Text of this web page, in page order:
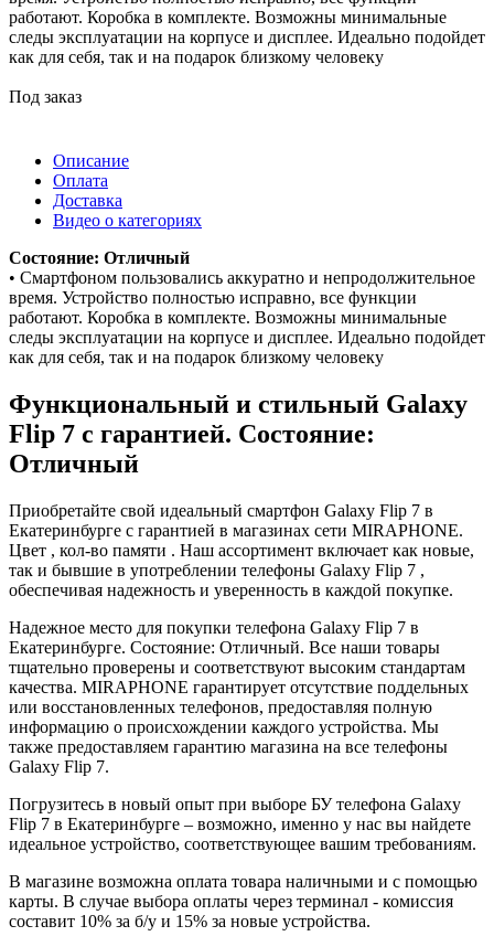
работают. Коробка в комплекте. Возможны минимальные
следы эксплуатации на корпусе и дисплее. Идеально подойдет
как для себя, так и на подарок близкому человеку
Под заказ
Описание
Оплата
Доставка
Видео о категориях
Состояние: Отличный
• Смартфоном пользовались аккуратно и непродолжительное
время. Устройство полностью исправно, все функции
работают. Коробка в комплекте. Возможны минимальные
следы эксплуатации на корпусе и дисплее. Идеально подойдет
как для себя, так и на подарок близкому человеку
Функциональный и стильный Galaxy
Flip 7 с гарантией. Состояние:
Отличный
Приобретайте свой идеальный смартфон Galaxy Flip 7 в
Екатеринбурге с гарантией в магазинах сети MIRAPHONE.
Цвет , кол-во памяти . Наш ассортимент включает как новые,
так и бывшие в употреблении телефоны Galaxy Flip 7 ,
обеспечивая надежность и уверенность в каждой покупке.
Надежное место для покупки телефона Galaxy Flip 7 в
Екатеринбурге. Состояние: Отличный. Все наши товары
тщательно проверены и соответствуют высоким стандартам
качества. MIRAPHONE гарантирует отсутствие поддельных
или восстановленных телефонов, предоставляя полную
информацию о происхождении каждого устройства. Мы
также предоставляем гарантию магазина на все телефоны
Galaxy Flip 7.
Погрузитесь в новый опыт при выборе БУ телефона Galaxy
Flip 7 в Екатеринбурге – возможно, именно у нас вы найдете
идеальное устройство, соответствующее вашим требованиям.
В магазине возможна оплата товара наличными и с помощью
карты. В случае выбора оплаты через терминал - комиссия
составит 10% за б/у и 15% за новые устройства.